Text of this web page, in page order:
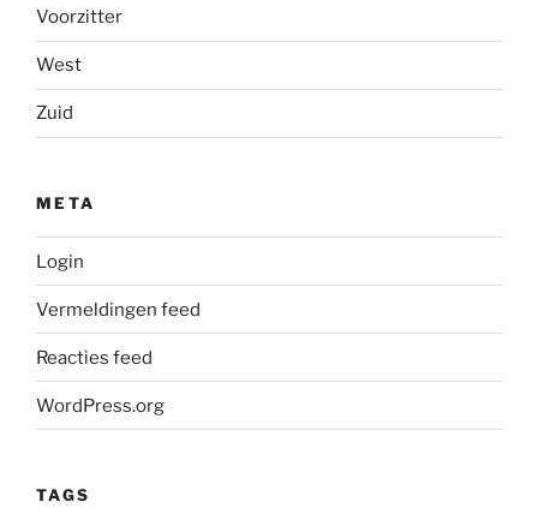
Voorzitter
West
Zuid
META
Login
Vermeldingen feed
Reacties feed
WordPress.org
TAGS